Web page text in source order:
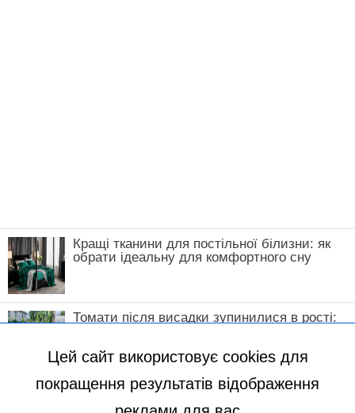
Кращі тканини для постільної білизни: як
обрати ідеальну для комфортного сну
Томати після висадки зупинилися в рості:
Цей сайт використовує cookies для
покращення результатів відображення